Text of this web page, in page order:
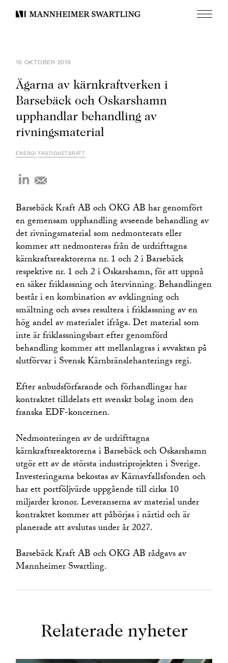
Mannheimer
Meny
16 OKTOBER 2019
Ägarna av kärnkraftverken i
Barsebäck och Oskarshamn
upphandlar behandling av
rivningsmaterial
ENERGI FASTIGHETSRÄTT
Barsebäck Kraft AB och OKG AB har genomfört
en gemensam upphandling avseende behandling av
det rivningsmaterial som nedmonterats eller
kommer att nedmonteras från de urdrifttagna
kärnkraftsreaktorerna nr. 1 och 2 i Barsebäck
respektive nr. 1 och 2 i Oskarshamn, för att uppnå
en säker friklassning och återvinning. Behandlingen
består i en kombination av avklingning och
smältning och avses resultera i friklassning av en
hög andel av materialet ifråga. Det material som
inte är friklassningsbart efter genomförd
behandling kommer att mellanlagras i avvaktan på
slutförvar i Svensk Kärnbränslehanterings regi.
Efter anbudsförfarande och förhandlingar har
kontraktet tilldelats ett svenskt bolag inom den
franska EDF-koncernen.
Nedmonteringen av de urdrifttagna
kärnkraftsreaktorerna i Barsebäck och Oskarshamn
utgör ett av de största industriprojekten i Sverige.
Investeringarna bekostas av Kärnavfallsfonden och
har ett portföljvärde uppgående till cirka 10
miljarder kronor. Leveranserna av material under
kontraktet kommer att påbörjas i närtid och är
planerade att avslutas under år 2027.
Barsebäck Kraft AB och OKG AB rådgavs av
Mannheimer Swartling.
Relaterade nyheter